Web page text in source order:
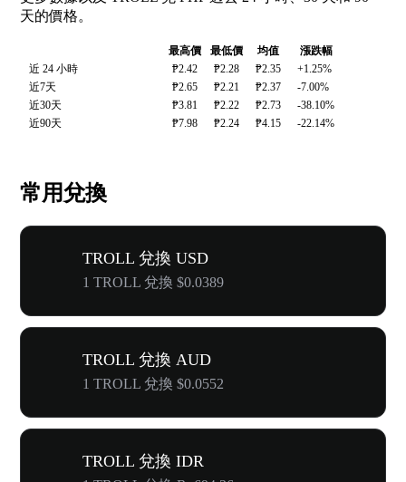
天的價格。
最高價 最低價 均值
漲跌幅
近 24 小時
₱2.42 ₱2.28 ₱2.35
+1.25%
近7天
₱2.65 ₱2.21 ₱2.37
-7.00%
近30天
₱3.81 ₱2.22 ₱2.73
-38.10%
近90天
₱7.98 ₱2.24 ₱4.15 -22.14%
常用兌換
TROLL 兌換 USD
1 TROLL 兌換 $0.0389
TROLL 兌換 AUD
1 TROLL 兌換 $0.0552
TROLL 兌換 IDR